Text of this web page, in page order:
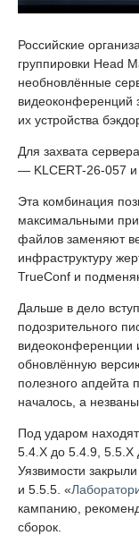
Российские
группировки Head
необновлённые
видеоконференций
их устройства
Для захвата
— KLCERT-26-057 и
Эта комбинация
максимальными
файлов заменяют
инфраструктуру
TrueConf и
Дальше в дело
подозрительного
видеоконференции
обновлённую
полезного
началось, а
Под ударом
5.4.X до 5.4.9, 5.5.X
Уязвимости
и 5.5.5. «
кампанию,
сборок.